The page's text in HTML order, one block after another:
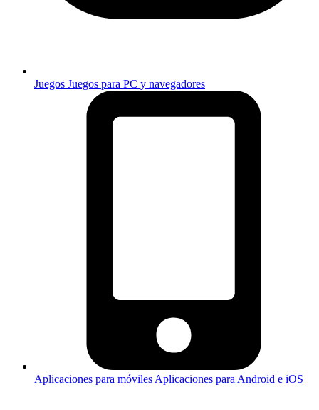
Juegos Juegos para PC y navegadores
Aplicaciones para móviles Aplicaciones para Android e iOS